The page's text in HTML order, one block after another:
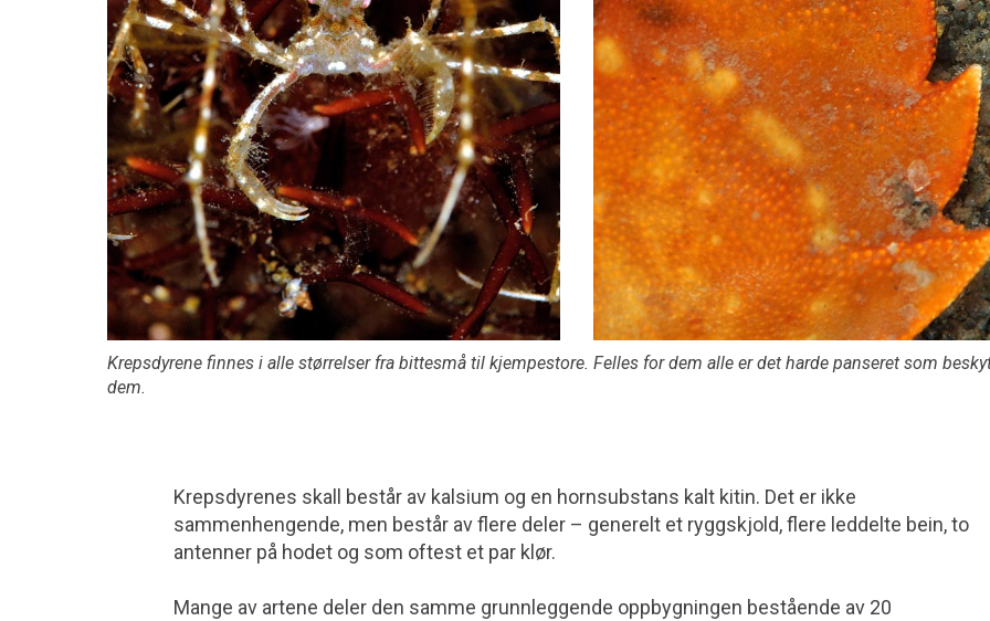
Krepsdyrene finnes i alle størrelser fra bittesmå til kjempestore. Felles for dem alle er det harde panseret som
dem.
Krepsdyrenes skall består av kalsium og en hornsubstans kalt kitin. Det er ikke
sammenhengende, men består av flere deler – generelt et ryggskjold, flere leddelte bein, to
antenner på hodet og som oftest et par klør.
Mange av artene deler den samme grunnleggende oppbygningen bestående av 20